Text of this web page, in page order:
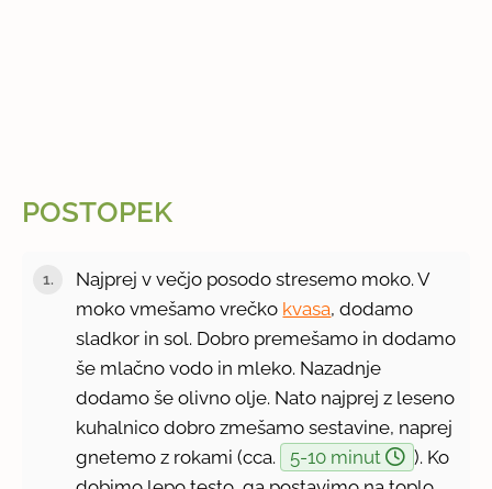
POSTOPEK
Najprej v večjo posodo stresemo moko. V
moko vmešamo vrečko kvasa, dodamo
sladkor in sol. Dobro premešamo in dodamo
še mlačno vodo in mleko. Nazadnje
dodamo še olivno olje. Nato najprej z leseno
kuhalnico dobro zmešamo sestavine, naprej
gnetemo z rokami (cca.
5-10 minut
). Ko